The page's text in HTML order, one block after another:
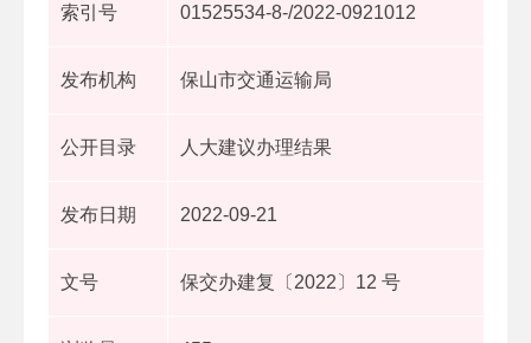
索引号 01525534-8-/2022-0921012
发布机构 保山市交通运输局
公开目录 人大建议办理结果
发布日期 2022-09-21
文号 保交办建复〔2022〕12 号